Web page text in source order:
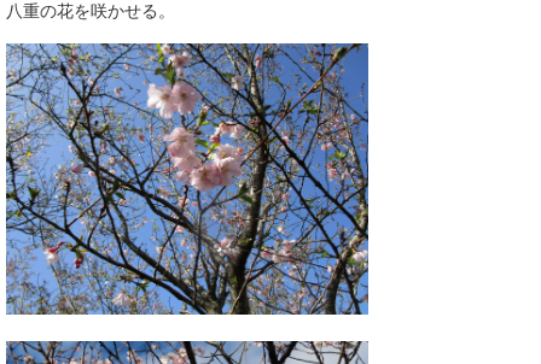
八重の花を咲かせる。